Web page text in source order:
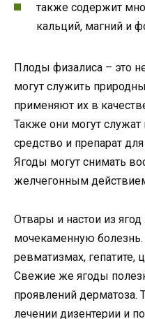
также содержит
кальций, магний и
Плоды физалиса – это
могут служить
применяют их в
Также они могут
средство и препарат
Ягоды могут снимать
желчегонным
Отвары и настои из
мочекаменную
ревматизмах, гепатите,
Свежие же ягоды
проявлений дерматоза.
лечении дизентерии и